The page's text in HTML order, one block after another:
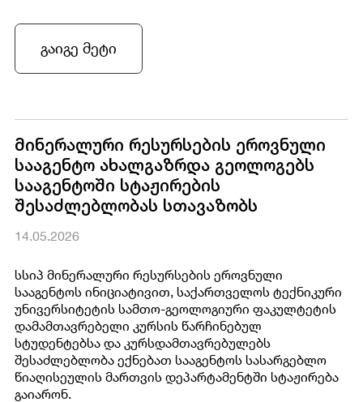
გაიგე მეტი
მინერალური რესურსების ეროვნული
სააგენტო ახალგაზრდა გეოლოგებს
სააგენტოში სტაჟირების
შესაძლებლობას სთავაზობს
14.05.2026
სსიპ მინერალური რესურსების ეროვნული
სააგენტოს ინიციატივით, საქართველოს ტექნიკური
უნივერსიტეტის სამთო-გეოლოგიური ფაკულტეტის
დამამთავრებელი კურსის წარჩინებულ
სტუდენტებსა და კურსდამთავრებულებს
შესაძლებლობა ექნებათ სააგენტოს სასარგებლო
წიაღისეულის მართვის დეპარტამენტში სტაჟირება
გაიარონ.